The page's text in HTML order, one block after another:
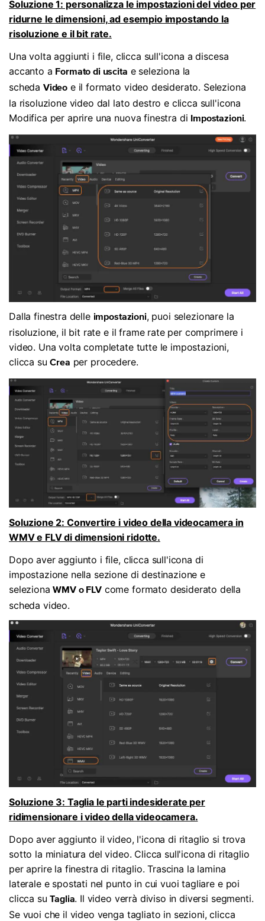
Soluzione 1: personalizza le impostazioni del video per
ridurne le dimensioni, ad esempio impostando la
risoluzione e il bit rate.
Una volta aggiunti i file, clicca sull'icona a discesa
accanto a Formato di uscita e seleziona la
scheda Video e il formato video desiderato. Seleziona
la risoluzione video dal lato destro e clicca sull'icona
Modifica per aprire una nuova finestra di
Impostazioni.
Dalla finestra delle impostazioni, puoi selezionare la
risoluzione, il bit rate e il frame rate per comprimere i
video. Una volta completate tutte le impostazioni,
clicca su Crea per procedere.
Soluzione 2: Convertire i video della videocamera in
WMV e FLV di dimensioni ridotte.
Dopo aver aggiunto i file, clicca sull'icona di
impostazione nella sezione di destinazione e
seleziona WMV o FLV come formato desiderato della
scheda video.
Soluzione 3: Taglia le parti indesiderate per
ridimensionare i video della videocamera.
Dopo aver aggiunto il video, l'icona di ritaglio si trova
sotto la miniatura del video. Clicca sull'icona di ritaglio
per aprire la finestra di ritaglio. Trascina la lamina
laterale e spostati nel punto in cui vuoi tagliare e poi
clicca su Taglia. Il video verrà diviso in diversi segmenti.
Se vuoi che il video venga tagliato in sezioni, clicca